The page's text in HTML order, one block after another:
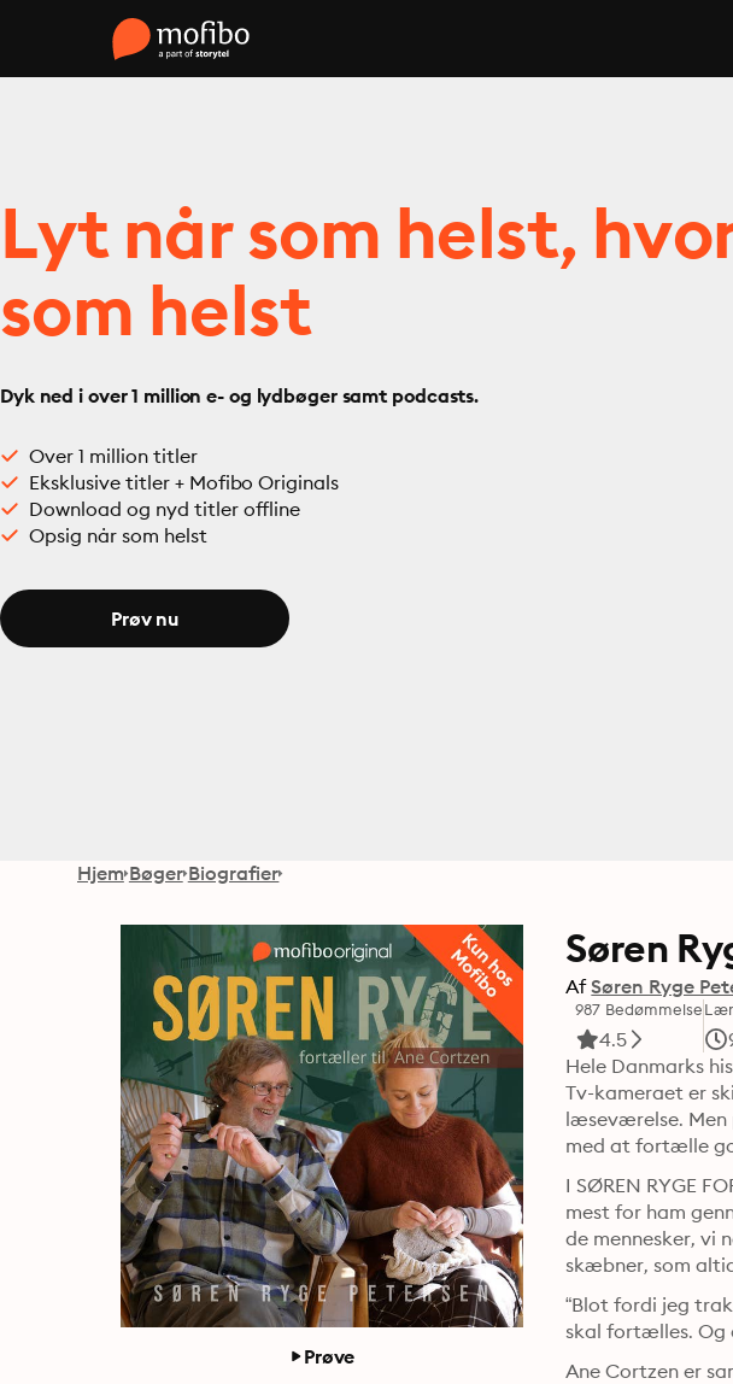
Lyt når som helst,
som helst
Dyk ned i over 1 million e- og lydbøger samt podcasts.
Over 1 million titler
Eksklusive titler + Mofibo Originals
Download og nyd titler offline
Opsig når som helst
Prøv nu
Hjem Bøger Biografier
Prøve
Søren
Af Søren Ryge
987 Bedømmelse
4.5
Hele Danmarks
Tv-kameraet er
læseværelse. Men
med at fortælle
I SØREN RYGE
mest for ham
de mennesker, vi
skæbner, som
“Blot fordi jeg
skal fortælles. Og
Ane Cortzen er